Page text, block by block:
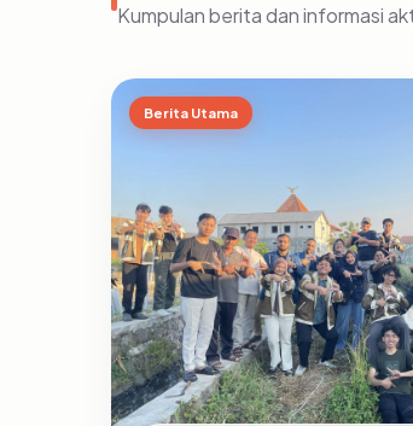
Kumpulan berita dan informasi
Berita Utama